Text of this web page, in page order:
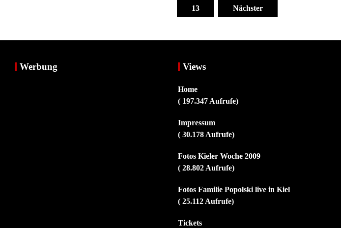
13 Nächster
Werbung Views
Home
( 197.347 Aufrufe)
Impressum
( 30.178 Aufrufe)
Fotos Kieler Woche 2009
( 28.802 Aufrufe)
Fotos Familie Popolski live in Kiel
( 25.112 Aufrufe)
Tickets